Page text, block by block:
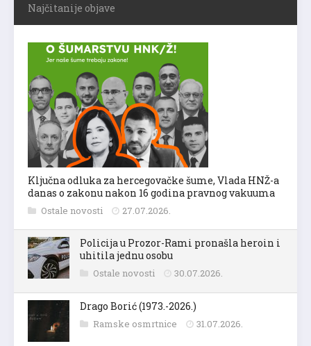
Najčitanije objave
Ključna odluka za hercegovačke šume, Vlada HNŽ-a
danas o zakonu nakon 16 godina pravnog vakuuma
Ostale novosti 27.07.2026.
Policija u Prozor-Rami pronašla heroin i
uhitila jednu osobu
Ostale novosti 30.07.2026.
Drago Borić (1973.-2026.)
Ramske osmrtnice 31.07.2026.